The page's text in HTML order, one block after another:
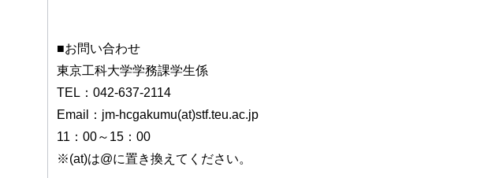
■お問い合わせ
東京工科大学学務課学生係
TEL：042-637-2114
Email：jm-hcgakumu(at)stf.teu.ac.jp
11：00～15：00
※(at)は@に置き換えてください。